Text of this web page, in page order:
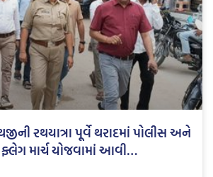
રથયાત્રા પૂર્વે થરાદમાં પોલીસ અને
ફ્લેગ માર્ચ યોજવામાં આવી…